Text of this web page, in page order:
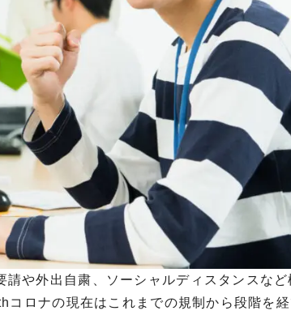
や外出自粛、ソーシャルディスタンスなど
コロナの現在はこれまでの規制から段階を